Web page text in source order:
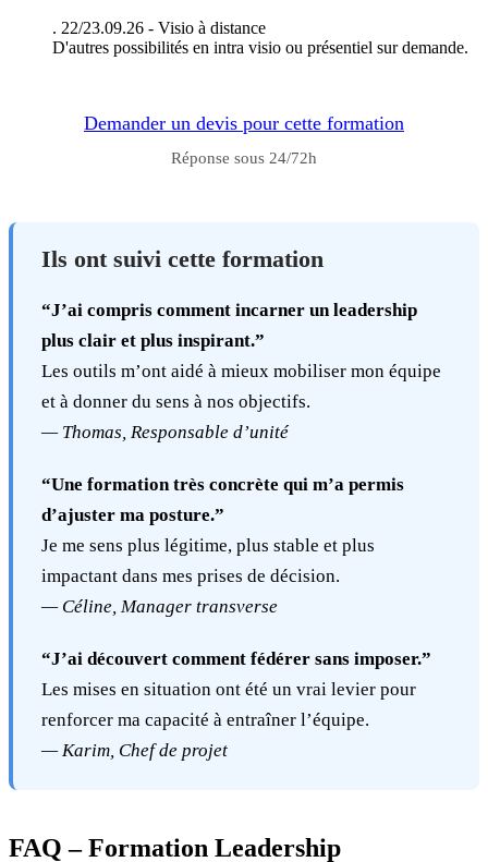
. 22/23.09.26 - Visio à distance
D'autres possibilités en intra visio ou présentiel sur demande.
Demander un devis pour cette formation
Réponse sous 24/72h
Ils ont suivi cette formation
“J’ai compris comment incarner un leadership
plus clair et plus inspirant.”
Les outils m’ont aidé à mieux mobiliser mon équipe
et à donner du sens à nos objectifs.
— Thomas, Responsable d’unité
“Une formation très concrète qui m’a permis
d’ajuster ma posture.”
Je me sens plus légitime, plus stable et plus
impactant dans mes prises de décision.
— Céline, Manager transverse
“J’ai découvert comment fédérer sans imposer.”
Les mises en situation ont été un vrai levier pour
renforcer ma capacité à entraîner l’équipe.
— Karim, Chef de projet
FAQ – Formation Leadership